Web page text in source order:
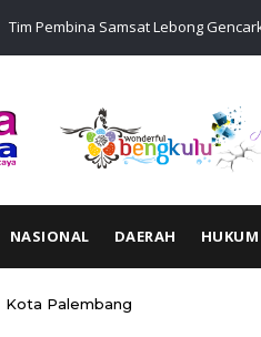
Tim Pembina Samsat Lebong
Bayar di Lokasia
NASIONAL DAERAH HUKUM
Kota Palembang